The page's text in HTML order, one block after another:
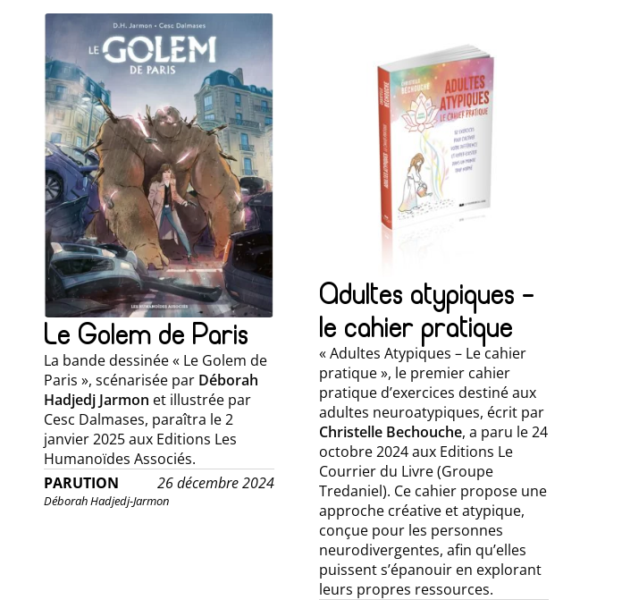
Le Golem de Paris
La bande dessinée « Le Golem de
Paris », scénarisée par Déborah
Hadjedj Jarmon et illustrée par
Cesc Dalmases, paraîtra le 2
janvier 2025 aux Editions Les
Humanoïdes Associés.
PARUTION
26 décembre 2024
Déborah Hadjedj-Jarmon
Adultes atypiques –
le cahier pratique
« Adultes Atypiques – Le cahier
pratique », le premier cahier
pratique d’exercices destiné aux
adultes neuroatypiques, écrit par
Christelle Bechouche, a paru le 24
octobre 2024 aux Editions Le
Courrier du Livre (Groupe
Tredaniel). Ce cahier propose une
approche créative et atypique,
conçue pour les personnes
neurodivergentes, afin qu’elles
puissent s’épanouir en explorant
leurs propres ressources.